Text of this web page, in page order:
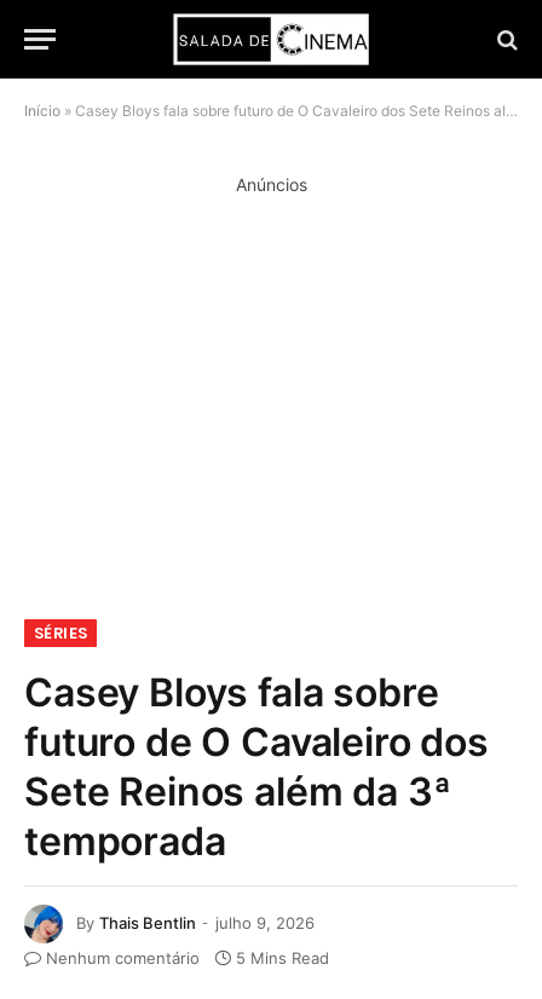
Início » Casey Bloys fala sobre futuro de O Cavaleiro dos Sete Reinos além da 3ª temporada
Anúncios
SÉRIES
Casey Bloys fala sobre
futuro de O Cavaleiro dos
Sete Reinos além da 3ª
temporada
By Thais Bentlin
julho 9, 2026
Nenhum comentário
5 Mins Read